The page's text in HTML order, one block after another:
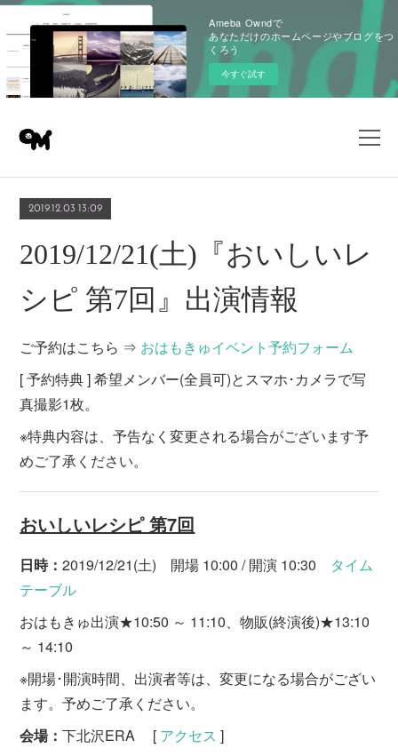
Ameba Owndで
あなただけのホームページやブログをつ
くろう
今すぐ試す
2019.12.03 13:09
2019/12/21(土)『おいしいレ
シピ 第7回』出演情報
ご予約はこちら ⇒ おはもきゅイベント予約フォーム
[ 予約特典 ] 希望メンバー(全員可)とスマホ･カメラで写
真撮影1枚。
※特典内容は、予告なく変更される場合がございます予
めご了承ください。
おいしいレシピ 第7回
日時：2019/12/21(土) 開場 10:00 / 開演 10:30 タイム
テーブル
おはもきゅ出演★10:50 ～ 11:10、物販(終演後)★13:10
～ 14:10
※開場･開演時間、出演者等は、変更になる場合がござい
ます。予めご了承ください。
会場：下北沢ERA [ アクセス ]